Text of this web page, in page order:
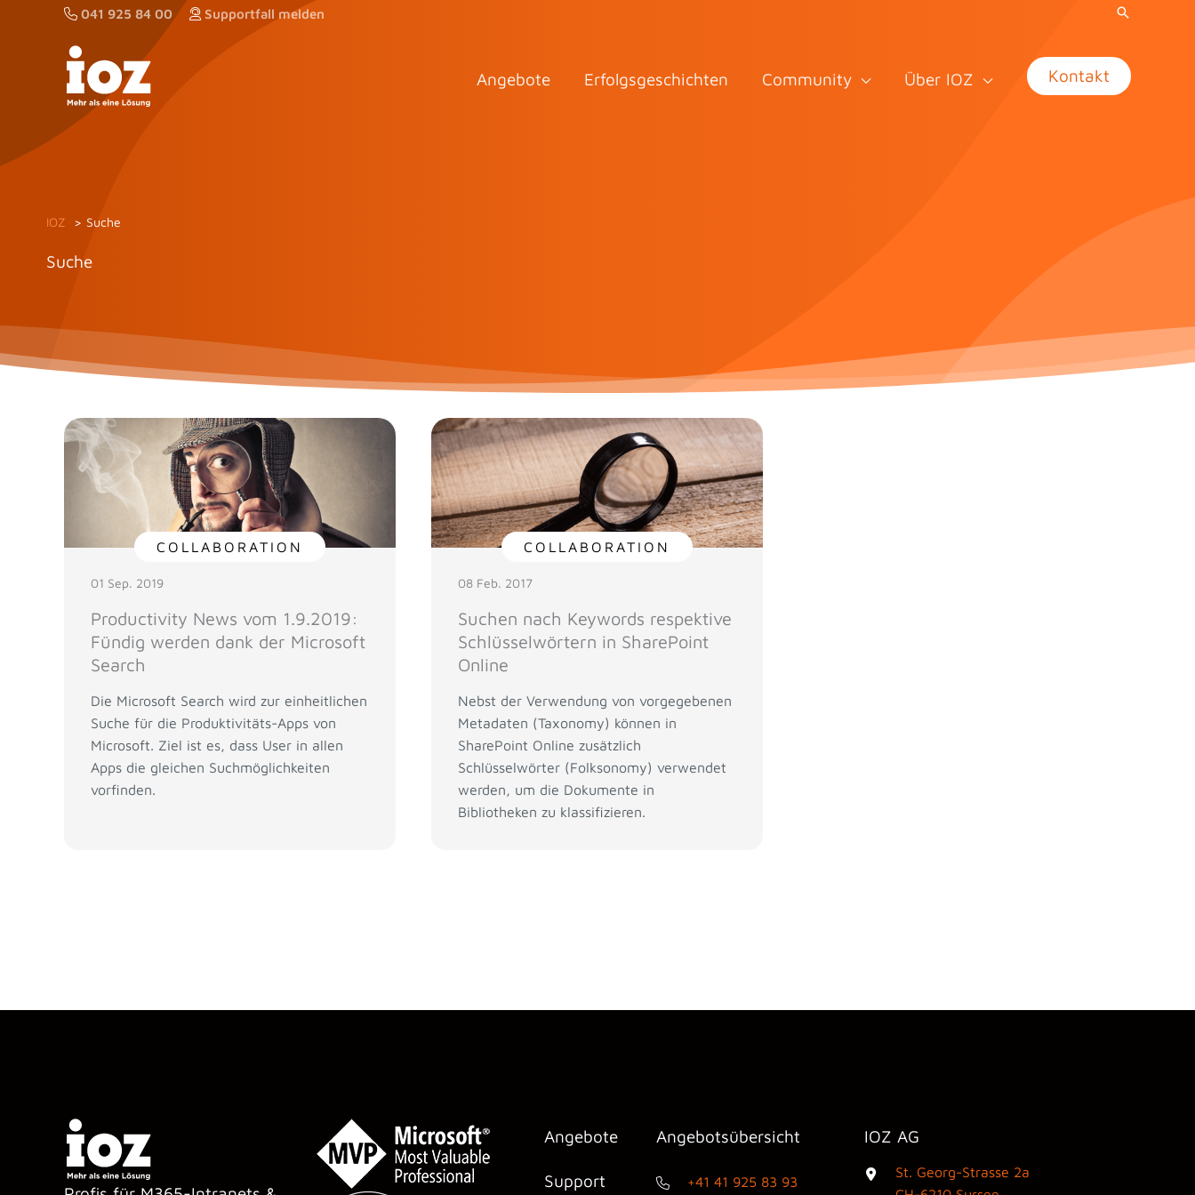
041 925 84 00 Supportfall melden
Angebote Erfolgsgeschichten Community Über IOZ Kontakt
IOZ Suche
Suche
COLLABORATION
01 Sep. 2019
Productivity News vom 1.9.2019:
Fündig werden dank der Microsoft
Search
Die Microsoft Search wird zur einheitlichen
Suche für die Produktivitäts-Apps von
Microsoft. Ziel ist es, dass User in allen
Apps die gleichen Suchmöglichkeiten
vorfinden.
COLLABORATION
08 Feb. 2017
Suchen nach Keywords respektive
Schlüsselwörtern in SharePoint
Online
Nebst der Verwendung von vorgegebenen
Metadaten (Taxonomy) können in
SharePoint Online zusätzlich
Schlüsselwörter (Folksonomy) verwendet
werden, um die Dokumente in
Bibliotheken zu klassifizieren.
Angebote Angebotsübersicht
Support +41 41 925 83 93
IOZ AG
St. Georg-Strasse 2a